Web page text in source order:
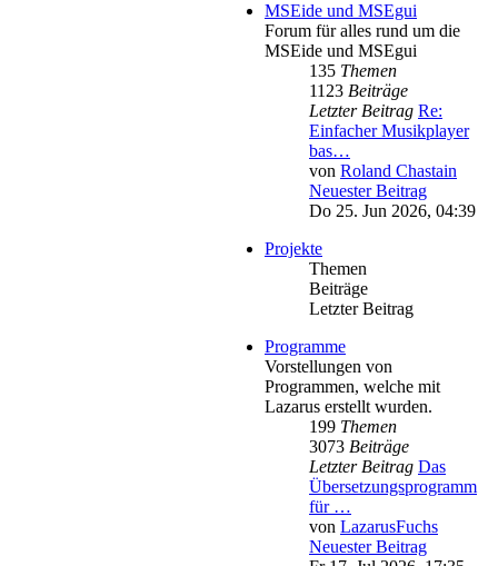
MSEide und MSEgui
Forum für alles rund um die
MSEide und MSEgui
135 Themen
1123 Beiträge
Letzter Beitrag Re:
Einfacher Musikplayer
bas…
von Roland Chastain
Neuester Beitrag
Do 25. Jun 2026, 04:39
Projekte
Themen
Beiträge
Letzter Beitrag
Programme
Vorstellungen von
Programmen, welche mit
Lazarus erstellt wurden.
199 Themen
3073 Beiträge
Letzter Beitrag Das
Übersetzungsprogramm
für …
von LazarusFuchs
Neuester Beitrag